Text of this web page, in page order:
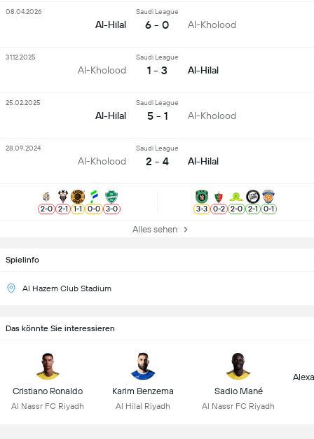
Spielinfo
Al Hazem Club Stadium
Al-Hilal
Saudi League
6 - 0 Al-Kholood
08.04.2026
Al-Kholood
Saudi League
1 - 3 Al-Hilal
31.12.2025
Al-Hilal
Saudi League
5 - 1 Al-Kholood
25.02.2025
Al-Kholood
Saudi League
2 - 4 Al-Hilal
28.09.2024
2-0 2-1 1-1 0-0 3-0 3-3 0-2 2-0 2-1 0-1
Alles sehen
Das könnte Sie interessieren
Cristiano Ronaldo
Al Nassr FC Riyadh
Karim Benzema
Al Hilal Riyadh
Sadio Mané
Al Nassr FC Riyadh